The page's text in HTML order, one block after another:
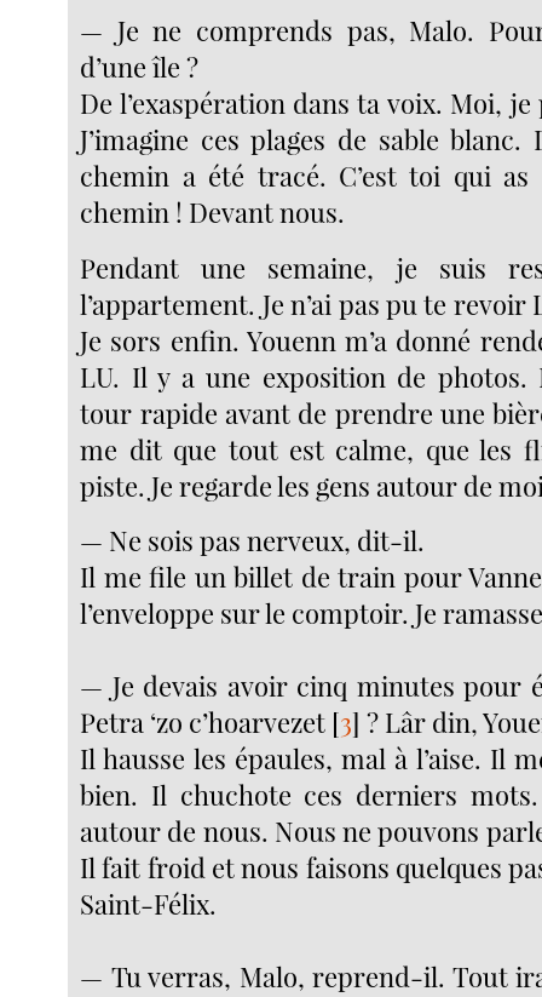
— Je ne comprends pas, Malo.
d’une île ?
De l’exaspération dans ta voix. Moi,
J’imagine ces plages de sable
chemin a été tracé. C’est toi qui
chemin ! Devant nous.
Pendant une semaine, je suis
l’appartement. Je n’ai pas pu te revoir
Je sors enfin. Youenn m’a donné
LU. Il y a une exposition de photos.
tour rapide avant de prendre une
me dit que tout est calme, que les
piste. Je regarde les gens autour de
— Ne sois pas nerveux, dit-il.
Il me file un billet de train pour
l’enveloppe sur le comptoir. Je
— Je devais avoir cinq minutes pour
Petra ‘zo c’hoarvezet [3] ? Lâr din,
Il hausse les épaules, mal à l’aise. Il
bien. Il chuchote ces derniers
autour de nous. Nous ne pouvons
Il fait froid et nous faisons quelques
Saint-Félix.
— Tu verras, Malo, reprend-il. Tout